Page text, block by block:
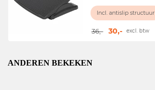
Incl. antislip structuur
36,- 30,- excl. btw
ANDEREN BEKEKEN